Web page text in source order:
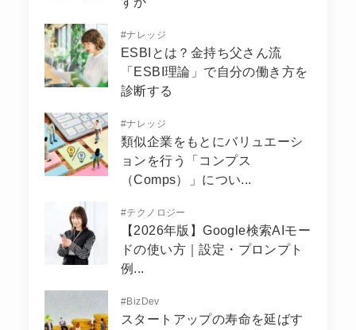
#ナレッジ
ESBIとは？金持ち父さん流
「ESBI理論」で自分の働き方を
診断する
#ナレッジ
類似企業をもとにバリュエーシ
ョンを行う「コンプス
（Comps）」につい...
#テクノロジー
【2026年版】Google検索AIモー
ドの使い方｜設定・プロンプト
例...
#BizDev
スタートアップの寿命を延ばす